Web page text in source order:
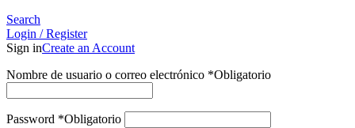
Search
Login / Register
Sign inCreate an Account
Nombre de usuario o correo electrónico *Obligatorio
Password *Obligatorio